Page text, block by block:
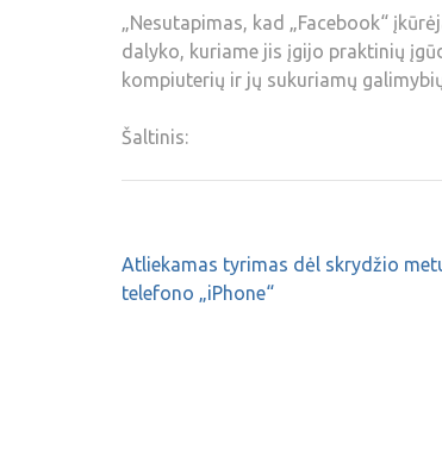
„Nesutapimas, kad „Facebook“
dalyko, kuriame jis įgijo praktinių
kompiuterių ir jų sukuriamų
Šaltinis:
Atliekamas tyrimas dėl skrydžio
telefono „iPhone“